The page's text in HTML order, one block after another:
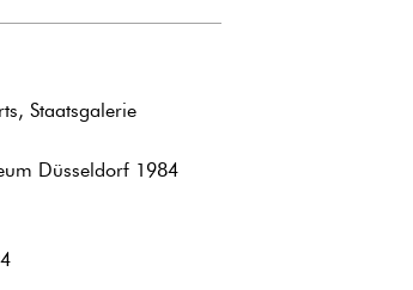
Staatsgalerie
Düsseldorf 1984